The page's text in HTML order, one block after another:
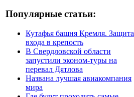
Популярные статьи:
Кутафья башня Кремля. Защита
входа в крепость
В Свердловской области
запустили эконом-туры на
перевал Дятлова
Названа лучшая авиакомпания
мира